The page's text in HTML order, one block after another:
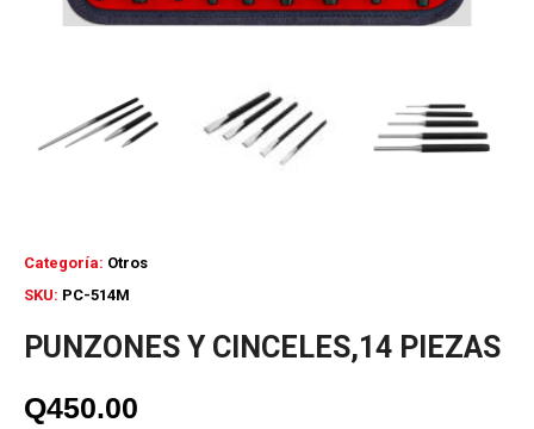
SKU: PC-514M
Categoría: Otros
PUNZONES Y CINCELES,14 PIEZAS
Q450.00